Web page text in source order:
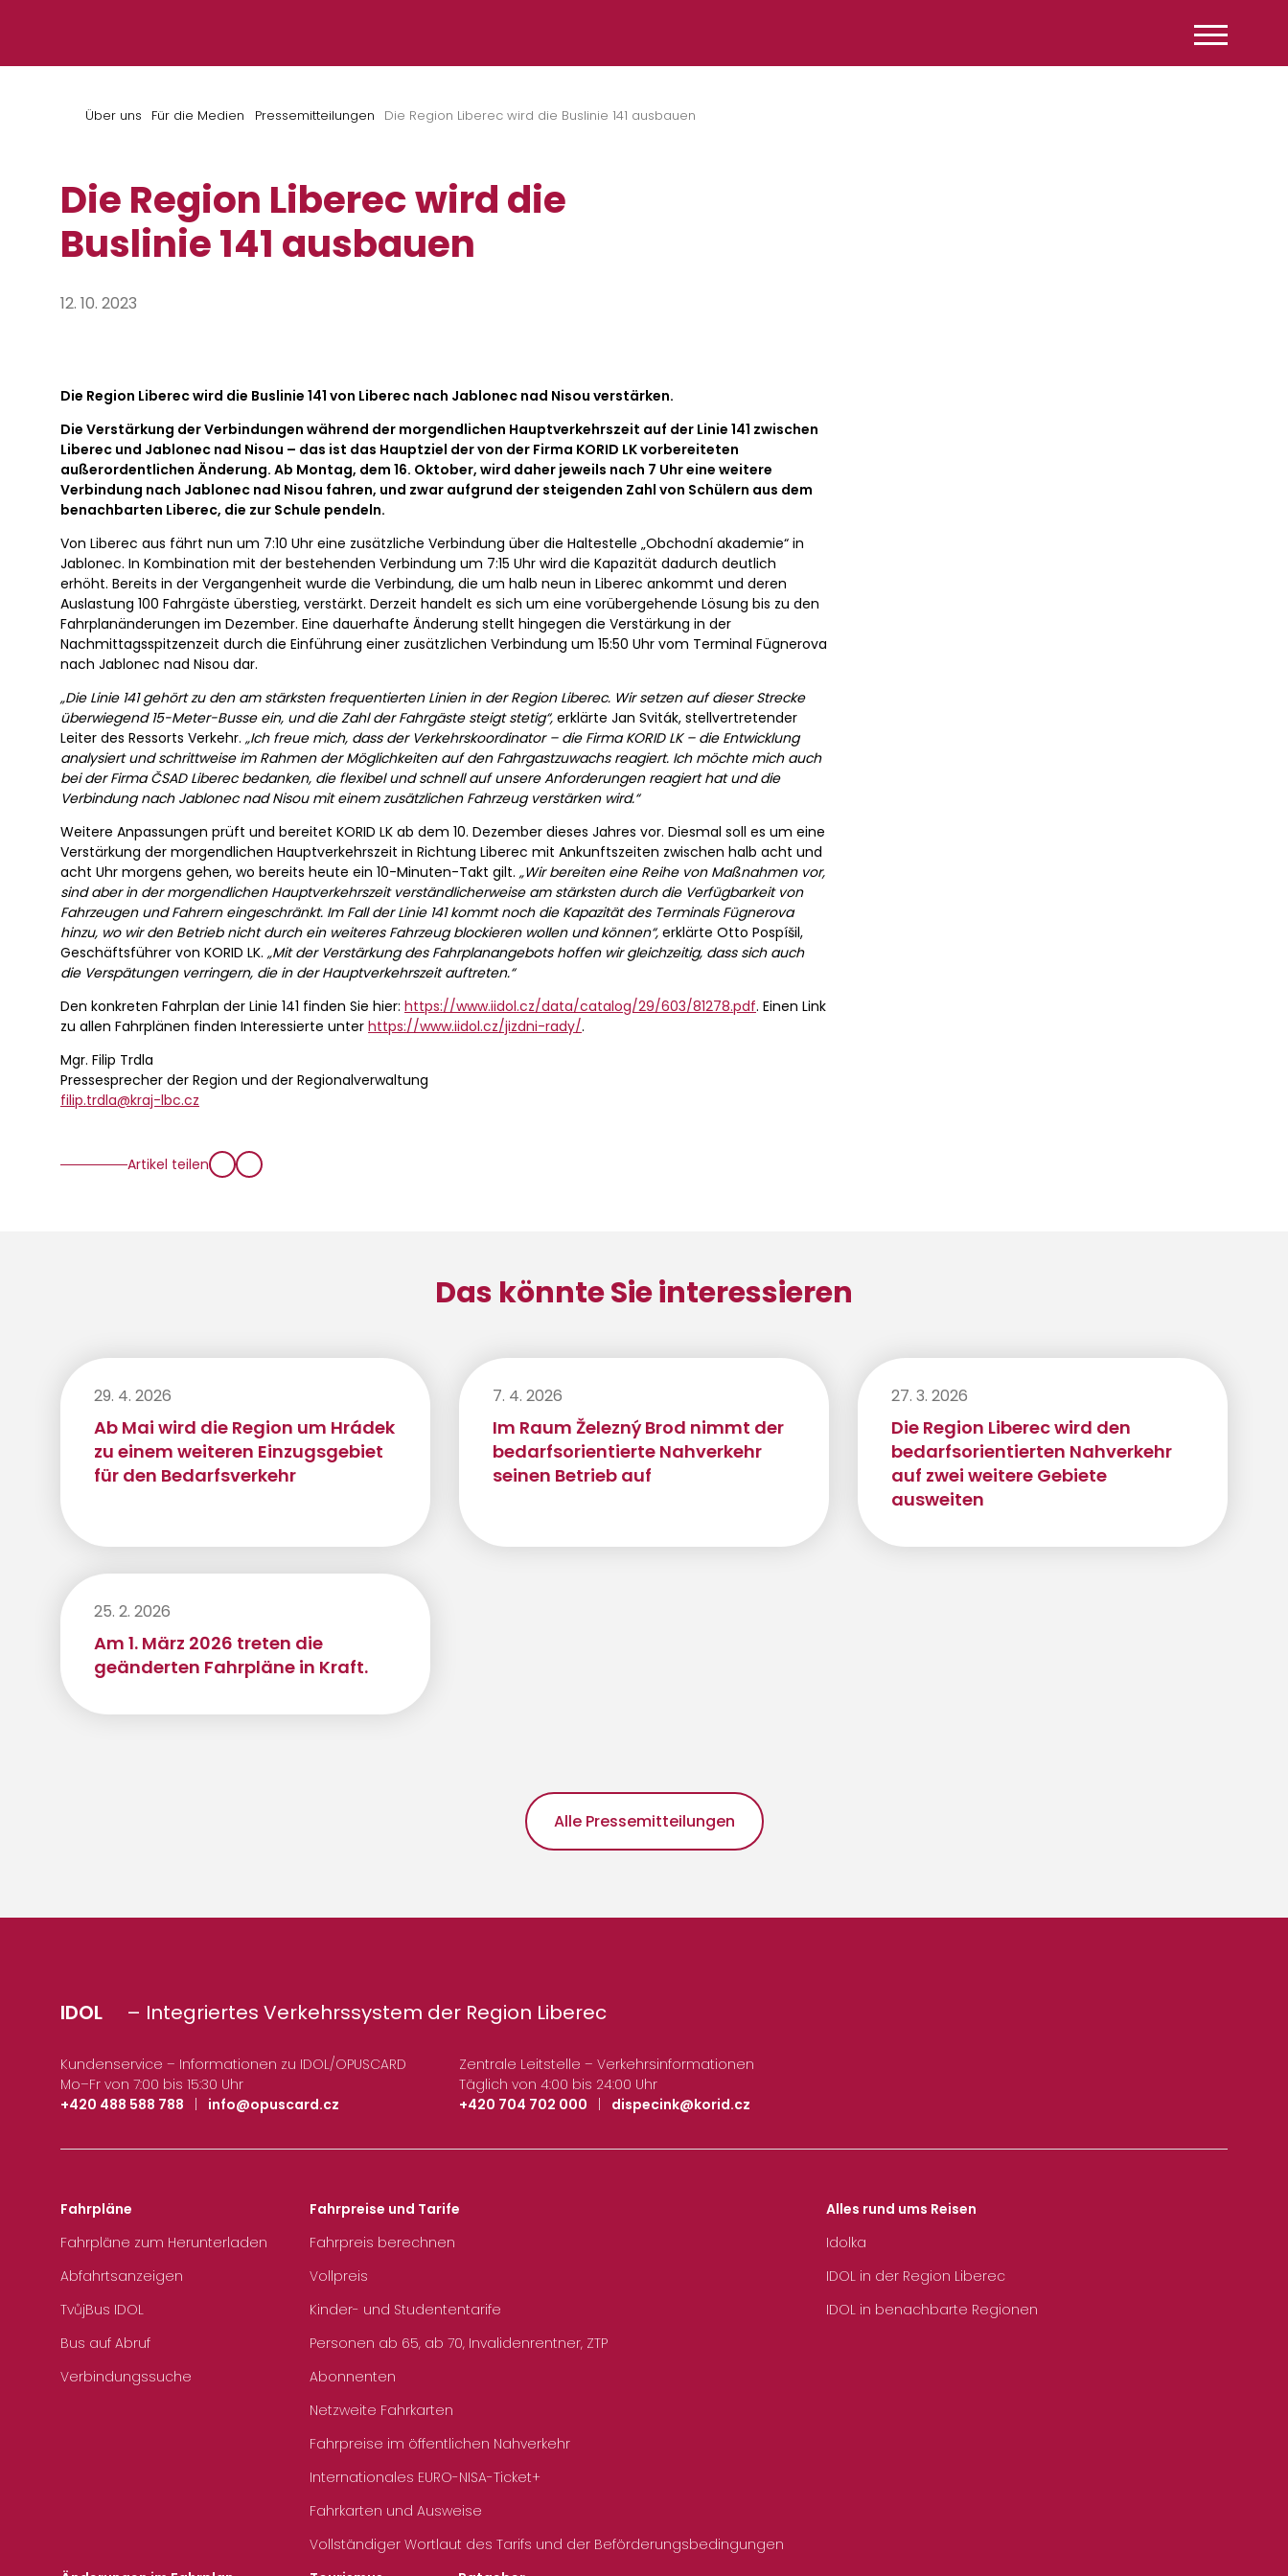
Über uns Für die Medien Pressemitteilungen Die Region Liberec wird die Buslinie 141 ausbauen
Die Region Liberec wird die
Buslinie 141 ausbauen
12. 10. 2023
Die Region Liberec wird die Buslinie 141 von Liberec nach Jablonec nad Nisou verstärken.
Die Verstärkung der Verbindungen während der morgendlichen Hauptverkehrszeit auf der Linie 141 zwischen
Liberec und Jablonec nad Nisou – das ist das Hauptziel der von der Firma KORID LK vorbereiteten
außerordentlichen Änderung. Ab Montag, dem 16. Oktober, wird daher jeweils nach 7 Uhr eine weitere
Verbindung nach Jablonec nad Nisou fahren, und zwar aufgrund der steigenden Zahl von Schülern aus dem
benachbarten Liberec, die zur Schule pendeln.
Von Liberec aus fährt nun um 7:10 Uhr eine zusätzliche Verbindung über die Haltestelle „Obchodní akademie“ in
Jablonec. In Kombination mit der bestehenden Verbindung um 7:15 Uhr wird die Kapazität dadurch deutlich
erhöht. Bereits in der Vergangenheit wurde die Verbindung, die um halb neun in Liberec ankommt und deren
Auslastung 100 Fahrgäste überstieg, verstärkt. Derzeit handelt es sich um eine vorübergehende Lösung bis zu den
Fahrplanänderungen im Dezember. Eine dauerhafte Änderung stellt hingegen die Verstärkung in der
Nachmittagsspitzenzeit durch die Einführung einer zusätzlichen Verbindung um 15:50 Uhr vom Terminal Fügnerova
nach Jablonec nad Nisou dar.
„Die Linie 141 gehört zu den am stärksten frequentierten Linien in der Region Liberec. Wir setzen auf dieser Strecke
überwiegend 15-Meter-Busse ein, und die Zahl der Fahrgäste steigt stetig“, erklärte Jan Sviták, stellvertretender
Leiter des Ressorts Verkehr. „Ich freue mich, dass der Verkehrskoordinator – die Firma KORID LK – die Entwicklung
analysiert und schrittweise im Rahmen der Möglichkeiten auf den Fahrgastzuwachs reagiert. Ich möchte mich auch
bei der Firma ČSAD Liberec bedanken, die flexibel und schnell auf unsere Anforderungen reagiert hat und die
Verbindung nach Jablonec nad Nisou mit einem zusätzlichen Fahrzeug verstärken wird.“
Weitere Anpassungen prüft und bereitet KORID LK ab dem 10. Dezember dieses Jahres vor. Diesmal soll es um eine
Verstärkung der morgendlichen Hauptverkehrszeit in Richtung Liberec mit Ankunftszeiten zwischen halb acht und
acht Uhr morgens gehen, wo bereits heute ein 10-Minuten-Takt gilt. „Wir bereiten eine Reihe von Maßnahmen vor,
sind aber in der morgendlichen Hauptverkehrszeit verständlicherweise am stärksten durch die Verfügbarkeit von
Fahrzeugen und Fahrern eingeschränkt. Im Fall der Linie 141 kommt noch die Kapazität des Terminals Fügnerova
hinzu, wo wir den Betrieb nicht durch ein weiteres Fahrzeug blockieren wollen und können“, erklärte Otto Pospíšil,
Geschäftsführer von KORID LK. „Mit der Verstärkung des Fahrplanangebots hoffen wir gleichzeitig, dass sich auch
die Verspätungen verringern, die in der Hauptverkehrszeit auftreten.“
Den konkreten Fahrplan der Linie 141 finden Sie hier: https://www.iidol.cz/data/catalog/29/603/81278.pdf. Einen Link
zu allen Fahrplänen finden Interessierte unter https://www.iidol.cz/jizdni-rady/.
Mgr. Filip Trdla
Pressesprecher der Region und der Regionalverwaltung
filip.trdla@kraj-lbc.cz
Artikel teilen
Das könnte Sie interessieren
29. 4. 2026
Ab Mai wird die Region um Hrádek
zu einem weiteren Einzugsgebiet
für den Bedarfsverkehr
7. 4. 2026
Im Raum Železný Brod nimmt der
bedarfsorientierte Nahverkehr
seinen Betrieb auf
27. 3. 2026
Die Region Liberec wird den
bedarfsorientierten Nahverkehr
auf zwei weitere Gebiete
ausweiten
25. 2. 2026
Am 1. März 2026 treten die
geänderten Fahrpläne in Kraft.
Alle Pressemitteilungen
IDOL – Integriertes Verkehrssystem der Region Liberec
Kundenservice – Informationen zu IDOL/OPUSCARD
Mo–Fr von 7:00 bis 15:30 Uhr
+420 488 588 788
| info@opuscard.cz
Zentrale Leitstelle – Verkehrsinformationen
Täglich von 4:00 bis 24:00 Uhr
+420 704 702 000
| dispecink@korid.cz
Fahrpläne
Fahrpläne zum Herunterladen
Abfahrtsanzeigen
TvůjBus IDOL
Bus auf Abruf
Verbindungssuche
Fahrpreise und Tarife
Fahrpreis berechnen
Vollpreis
Kinder- und Studententarife
Personen ab 65, ab 70, Invalidenrentner, ZTP
Abonnenten
Netzweite Fahrkarten
Fahrpreise im öffentlichen Nahverkehr
Internationales EURO-NISA-Ticket+
Fahrkarten und Ausweise
Vollständiger Wortlaut des Tarifs und der Beförderungsbedingungen
Alles rund ums Reisen
Idolka
IDOL in der Region Liberec
IDOL in benachbarte Regionen